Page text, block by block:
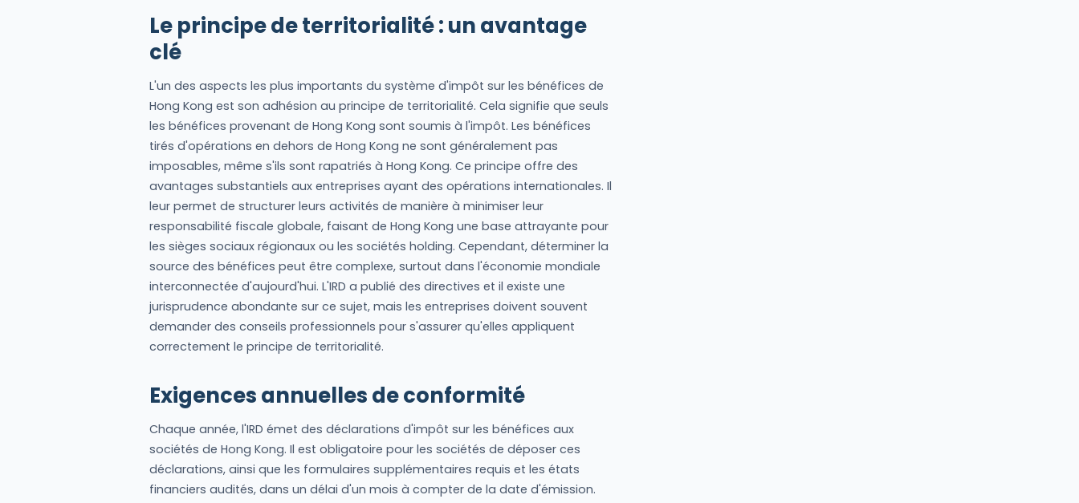
Le principe de territorialité : un avantage
clé
L'un des aspects les plus importants du système d'impôt sur les bénéfices de
Hong Kong est son adhésion au principe de territorialité. Cela signifie que seuls
les bénéfices provenant de Hong Kong sont soumis à l'impôt. Les bénéfices
tirés d'opérations en dehors de Hong Kong ne sont généralement pas
imposables, même s'ils sont rapatriés à Hong Kong. Ce principe offre des
avantages substantiels aux entreprises ayant des opérations internationales. Il
leur permet de structurer leurs activités de manière à minimiser leur
responsabilité fiscale globale, faisant de Hong Kong une base attrayante pour
les sièges sociaux régionaux ou les sociétés holding. Cependant, déterminer la
source des bénéfices peut être complexe, surtout dans l'économie mondiale
interconnectée d'aujourd'hui. L'IRD a publié des directives et il existe une
jurisprudence abondante sur ce sujet, mais les entreprises doivent souvent
demander des conseils professionnels pour s'assurer qu'elles appliquent
correctement le principe de territorialité.
Exigences annuelles de conformité
Chaque année, l'IRD émet des déclarations d'impôt sur les bénéfices aux
sociétés de Hong Kong. Il est obligatoire pour les sociétés de déposer ces
déclarations, ainsi que les formulaires supplémentaires requis et les états
financiers audités, dans un délai d'un mois à compter de la date d'émission.